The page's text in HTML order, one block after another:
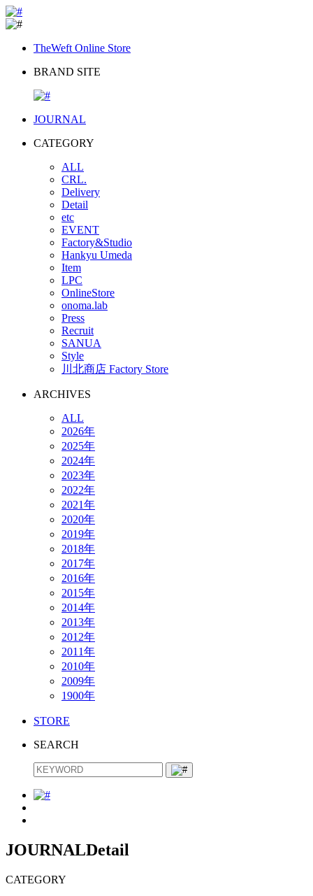
TheWeft Online Store
BRAND SITE
JOURNAL
CATEGORY
ALL
CRL.
Delivery
Detail
etc
EVENT
Factory&Studio
Hankyu Umeda
Item
LPC
OnlineStore
onoma.lab
Press
Recruit
SANUA
Style
川北商店 Factory Store
ARCHIVES
ALL
2026年
2025年
2024年
2023年
2022年
2021年
2020年
2019年
2018年
2017年
2016年
2015年
2014年
2013年
2012年
2011年
2010年
2009年
1900年
STORE
SEARCH
JOURNALDetail
CATEGORY